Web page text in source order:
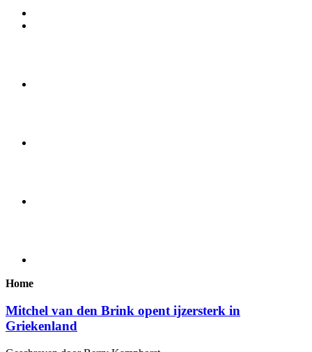
Home
Mitchel van den Brink opent ijzersterk in
Griekenland